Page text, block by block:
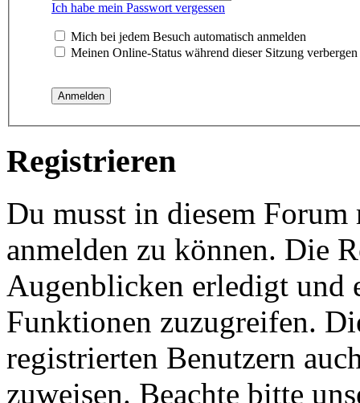
Ich habe mein Passwort vergessen
Mich bei jedem Besuch automatisch anmelden
Meinen Online-Status während dieser Sitzung verbergen
Registrieren
Du musst in diesem
anmelden zu können. Die
Augenblicken erledigt und
Funktionen zuzugreifen.
registrierten Benutzern
zuweisen. Beachte bitte